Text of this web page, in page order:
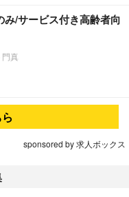
み/サービス付き高齢者向
真
sponsored by 求人ボックス